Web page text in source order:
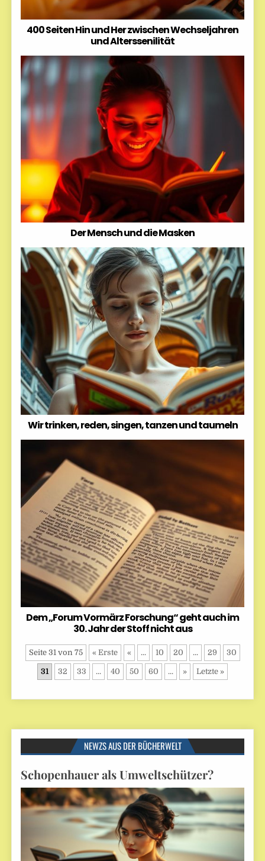
400 Seiten Hin und Her zwischen Wechseljahren
und Alterssenilität
Der Mensch und die Masken
Wir trinken, reden, singen, tanzen und taumeln
Dem „Forum Vormärz Forschung“ geht auch im
30. Jahr der Stoff nicht aus
Seite 31 von 75 « Erste « ... 10 20 ... 29 30
31 32 33 ... 40 50 60 ... » Letzte »
NEWZS AUS DER BÜCHERWELT
Schopenhauer als Umweltschützer?